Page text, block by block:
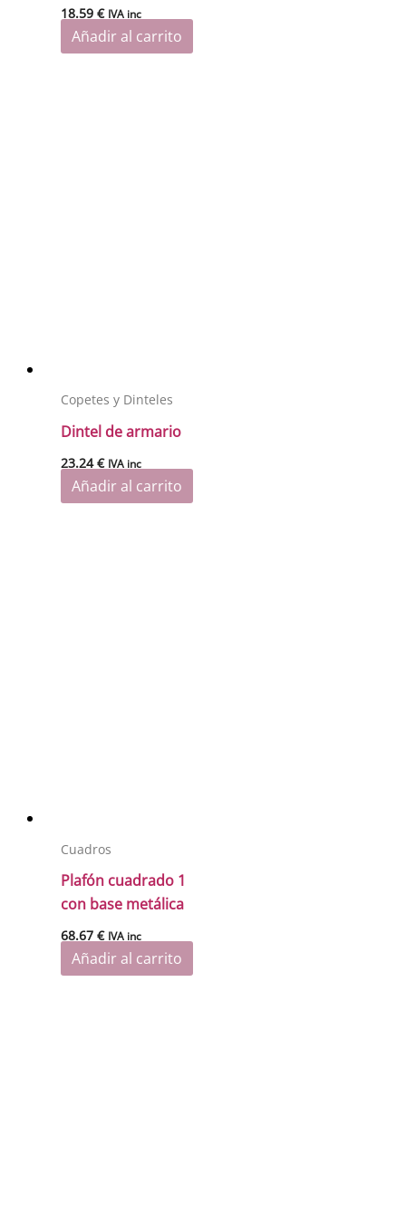
18.59€ IVA inc
Añadir al carrito
Copetes y Dinteles
Dintel de armario
23.24€ IVA inc
Añadir al carrito
Cuadros
Plafón cuadrado 1
con base metálica
68.67€ IVA inc
Añadir al carrito